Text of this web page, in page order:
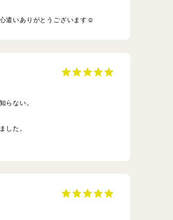
遣いありがとうございます☺️
らない。
した。